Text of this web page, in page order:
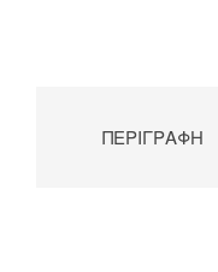
ΠΕΡΙΓΡΑΦΉ